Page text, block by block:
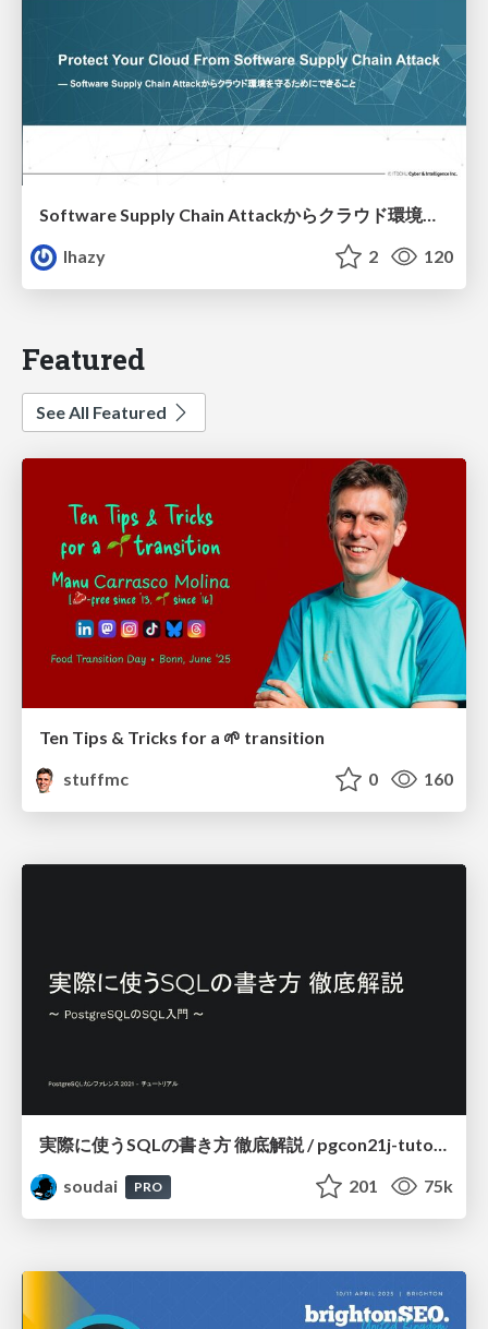
Software Supply Chain Attackからクラウド環境を守るためにできること
lhazy
2 120
Featured
See All Featured
Ten Tips & Tricks for a 🌱 transition
stuffmc
0 160
実際に使うSQLの書き方 徹底解説 / pgcon21j-tutorial
soudai
PRO 201 75k